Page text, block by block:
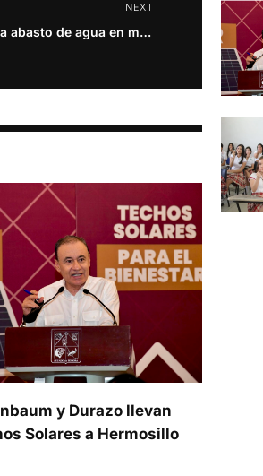
NEXT
Gobernador Durazo garantiza abasto de agua en municipios de Sonora con acciones del Plan Hídrico
y Durazo llevan
Solares a Hermosillo